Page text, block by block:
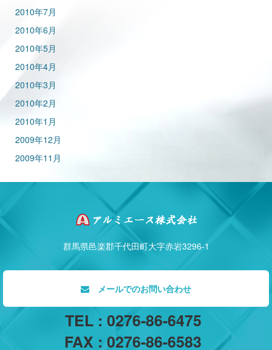
2010年7月
2010年6月
2010年5月
2010年4月
2010年3月
2010年2月
2010年1月
2009年12月
2009年11月
群馬県邑楽郡千代田町大字赤岩3296-1
メールでのお問い合わせ
TEL : 0276-86-6475
FAX : 0276-86-6583